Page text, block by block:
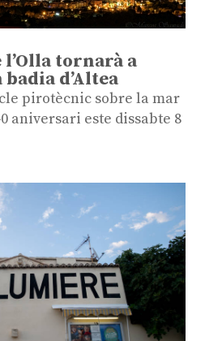
l’Olla tornarà a
d’Altea
pirotècnic sobre la mar
aniversari este dissabte 8